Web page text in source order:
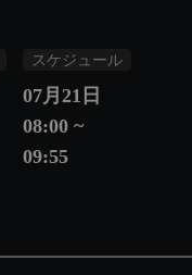
スケジュール
07月21日
08:00 ~
09:55